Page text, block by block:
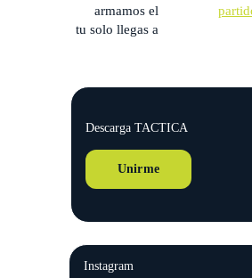
armamos el
tu solo llegas a
Descarga TACTICA
Unirme
Instagram